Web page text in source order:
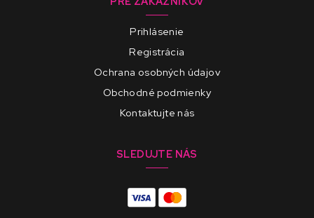
Prihlásenie
Registrácia
Ochrana osobných údajov
Obchodné podmienky
Kontaktujte nás
SLEDUJTE NÁS